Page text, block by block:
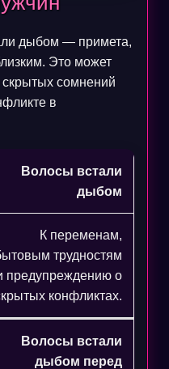
дыбом — примета,
Это может
скрытых сомнений
в
Волосы встали
дыбом
К переменам,
трудностям
предупреждению о
конфликтах.
Волосы встали
дыбом перед